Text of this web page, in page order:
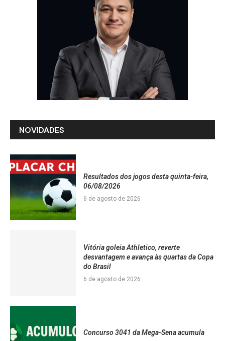
NOVIDADES
Resultados dos jogos desta quinta-feira,
06/08/2026
6 de agosto de 2026
Vitória goleia Athletico, reverte
desvantagem e avança às quartas da Copa
do Brasil
6 de agosto de 2026
Concurso 3041 da Mega-Sena acumula